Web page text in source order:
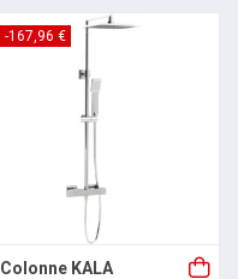
-167,96 €
Colonne KALA